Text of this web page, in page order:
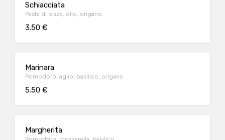
Schiacciata
Pasta di pizza, olio, origano
3.50 €
Marinara
Pomodoro, aglio, basilico, origano
5.50 €
Margherita